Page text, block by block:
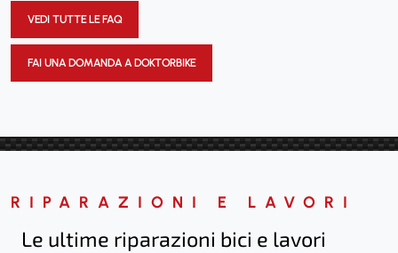
VEDI TUTTE LE FAQ
FAI UNA DOMANDA A DOKTORBIKE
RIPARAZIONI E LAVORI
Le ultime riparazioni bici e lavori